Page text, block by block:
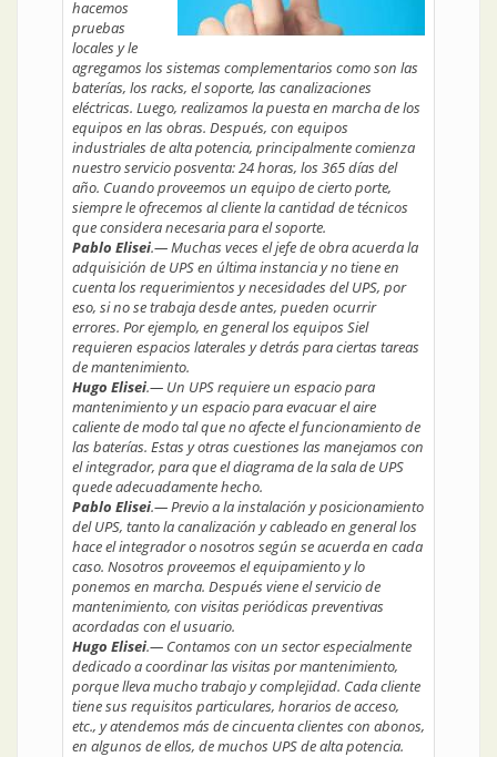
hacemos
pruebas
locales y le
agregamos los sistemas complementarios como son las
baterías, los racks, el soporte, las canalizaciones
eléctricas. Luego, realizamos la puesta en marcha de los
equipos en las obras. Después, con equipos
industriales de alta potencia, principalmente comienza
nuestro servicio posventa: 24 horas, los 365 días del
año. Cuando proveemos un equipo de cierto porte,
siempre le ofrecemos al cliente la cantidad de técnicos
que considera necesaria para el soporte.
Pablo Elisei.— Muchas veces el jefe de obra acuerda la
adquisición de UPS en última instancia y no tiene en
cuenta los requerimientos y necesidades del UPS, por
eso, si no se trabaja desde antes, pueden ocurrir
errores. Por ejemplo, en general los equipos Siel
requieren espacios laterales y detrás para ciertas tareas
de mantenimiento.
Hugo Elisei.— Un UPS requiere un espacio para
mantenimiento y un espacio para evacuar el aire
caliente de modo tal que no afecte el funcionamiento de
las baterías. Estas y otras cuestiones las manejamos con
el integrador, para que el diagrama de la sala de UPS
quede adecuadamente hecho.
Pablo Elisei.— Previo a la instalación y posicionamiento
del UPS, tanto la canalización y cableado en general los
hace el integrador o nosotros según se acuerda en cada
caso. Nosotros proveemos el equipamiento y lo
ponemos en marcha. Después viene el servicio de
mantenimiento, con visitas periódicas preventivas
acordadas con el usuario.
Hugo Elisei.— Contamos con un sector especialmente
dedicado a coordinar las visitas por mantenimiento,
porque lleva mucho trabajo y complejidad. Cada cliente
tiene sus requisitos particulares, horarios de acceso,
etc., y atendemos más de cincuenta clientes con abonos,
en algunos de ellos, de muchos UPS de alta potencia.